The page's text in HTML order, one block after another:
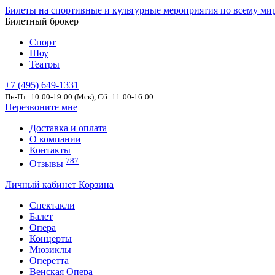
Билеты на спортивные и культурные мероприятия по всему
Билетный брокер
Спорт
Шоу
Театры
+7 (495) 649-1331
Пн-Пт: 10:00-19:00 (Мск), Сб: 11:00-16:00
Перезвоните мне
Доставка и оплата
О компании
Контакты
Отзывы 787
Личный кабинет Корзина
Спектакли
Балет
Опера
Концерты
Мюзиклы
Оперетта
Венская Опера